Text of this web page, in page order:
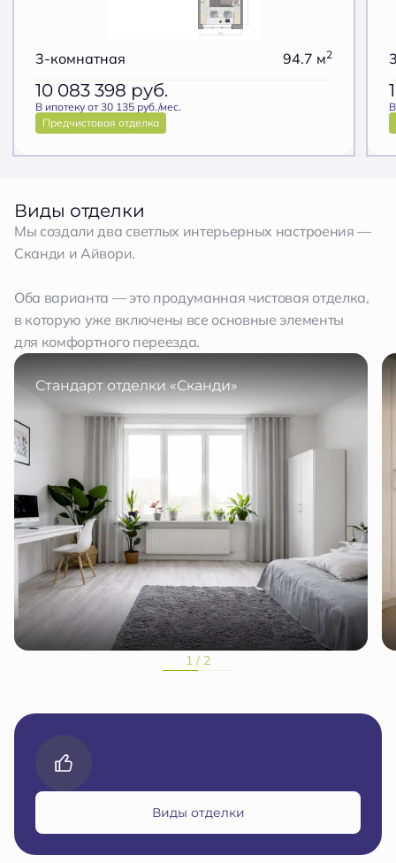
3-комнатная 94.7 м2
10 083 398 руб.
В ипотеку от 30 135 руб./мес.
Предчистовая отделка
Виды отделки
Мы создали два светлых интерьерных настроения —
Сканди и Айвори.
Оба варианта — это продуманная чистовая отделка,
в которую уже включены все основные элементы
для комфортного переезда.
Стандарт отделки «Сканди»
1 / 2
Виды отделки